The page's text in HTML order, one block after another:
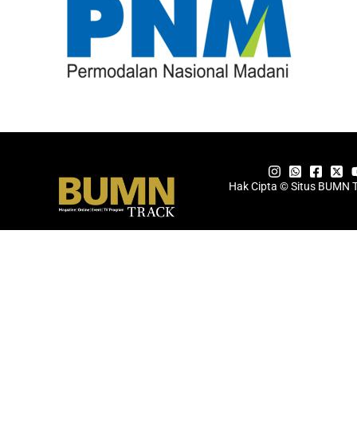
Hak Cipta © Situs BUMN